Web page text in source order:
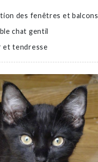
des fenêtres et balcons
chat gentil
et tendresse